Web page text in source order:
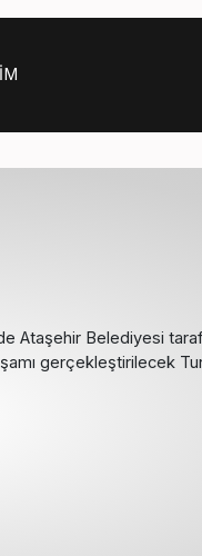
Belediyesi
gerçekleştirilecek